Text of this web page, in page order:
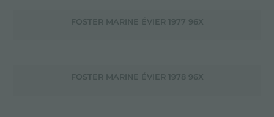
FOSTER MARINE ÉVIER 1977 96X
FOSTER MARINE ÉVIER 1978 96X